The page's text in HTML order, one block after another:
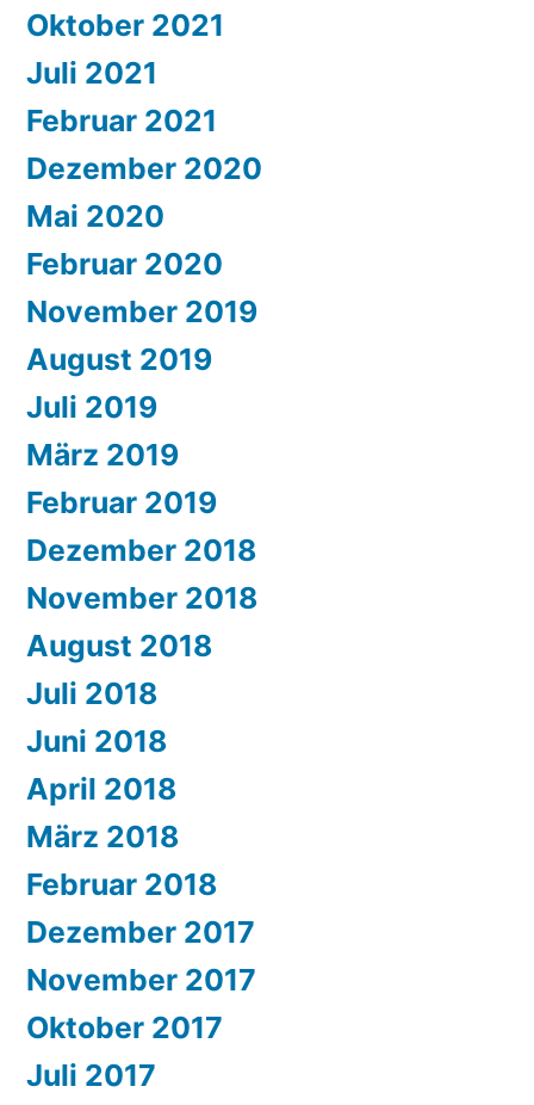
Oktober 2021
Juli 2021
Februar 2021
Dezember 2020
Mai 2020
Februar 2020
November 2019
August 2019
Juli 2019
März 2019
Februar 2019
Dezember 2018
November 2018
August 2018
Juli 2018
Juni 2018
April 2018
März 2018
Februar 2018
Dezember 2017
November 2017
Oktober 2017
Juli 2017